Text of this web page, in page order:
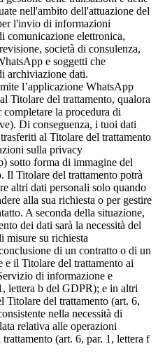
nell'ambito dell'attuazione del
l'invio di informazioni
comunicazione elettronica,
società di consulenza,
e soggetti che
archiviazione dati.
l’applicazione WhatsApp
Titolare del trattamento, qualora
completare la procedura di
Di conseguenza, i tuoi dati
al Titolare del trattamento
sulla privacy
sotto forma di immagine del
Il Titolare del trattamento potrà
altri dati personali solo quando
alla sua richiesta o per gestire
A seconda della situazione,
dei dati sarà la necessità del
misure su richiesta
di un contratto o di un
e il Titolare del trattamento ai
di informazione e
lettera b del GDPR); e in altri
Titolare del trattamento (art. 6,
nella necessità di
relativa alle operazioni
(art. 6, par. 1, lettera f